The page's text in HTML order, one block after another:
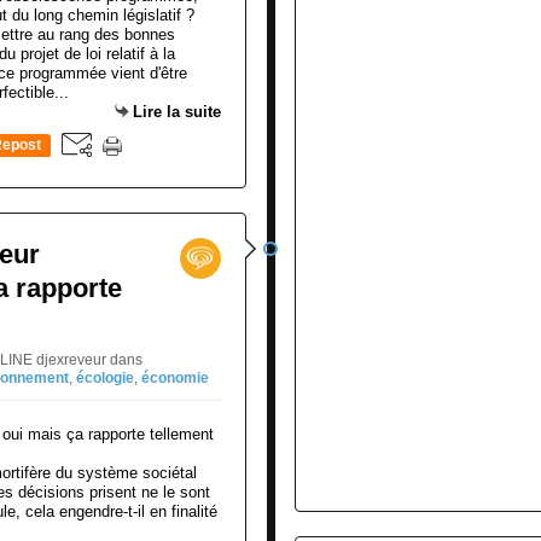
au rang des bonnes
projet de loi relatif à la
programmée vient d'être
Lire la suite
rapporte
djexreveur dans
, écologie, économie
du système sociétal
décisions prisent ne le sont
cela engendre-t-il en finalité